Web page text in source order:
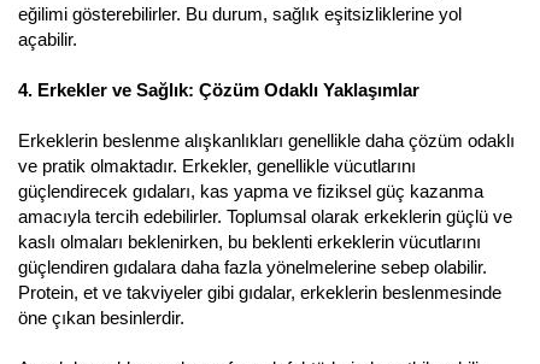
eğilimi gösterebilirler. Bu durum, sağlık eşitsizliklerine yol
açabilir.
4. Erkekler ve Sağlık: Çözüm Odaklı Yaklaşımlar
Erkeklerin beslenme alışkanlıkları genellikle daha çözüm odaklı
ve pratik olmaktadır. Erkekler, genellikle vücutlarını
güçlendirecek gıdaları, kas yapma ve fiziksel güç kazanma
amacıyla tercih edebilirler. Toplumsal olarak erkeklerin güçlü ve
kaslı olmaları beklenirken, bu beklenti erkeklerin vücutlarını
güçlendiren gıdalara daha fazla yönelmelerine sebep olabilir.
Protein, et ve takviyeler gibi gıdalar, erkeklerin beslenmesinde
öne çıkan besinlerdir.